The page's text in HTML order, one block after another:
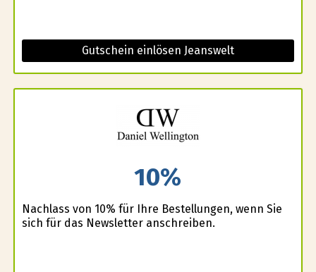
Gutschein einlösen Jeanswelt
10%
Nachlass von 10% für Ihre Bestellungen, wenn Sie
sich für das Newsletter anschreiben.